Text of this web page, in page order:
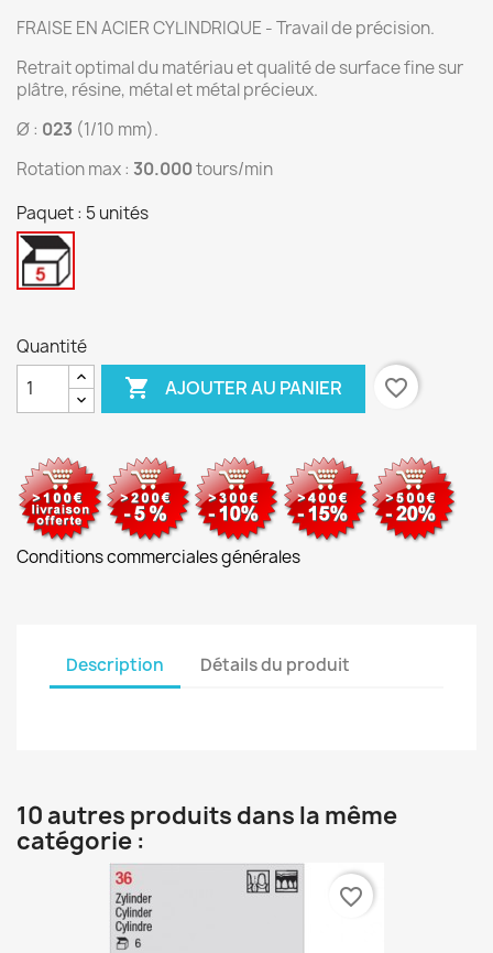
FRAISE EN ACIER CYLINDRIQUE - Travail de précision.
Retrait optimal du matériau et qualité de surface fine sur
plâtre, résine, métal et métal précieux.
Ø : 023 (1/10 mm).
Rotation max : 30.000tours/min
Paquet : 5 unités
5
Quantité
 AJOUTER AU PANIER favorite_border
Conditions commerciales générales
Description Détails du produit
10 autres produits dans la même
catégorie :
favorite_border